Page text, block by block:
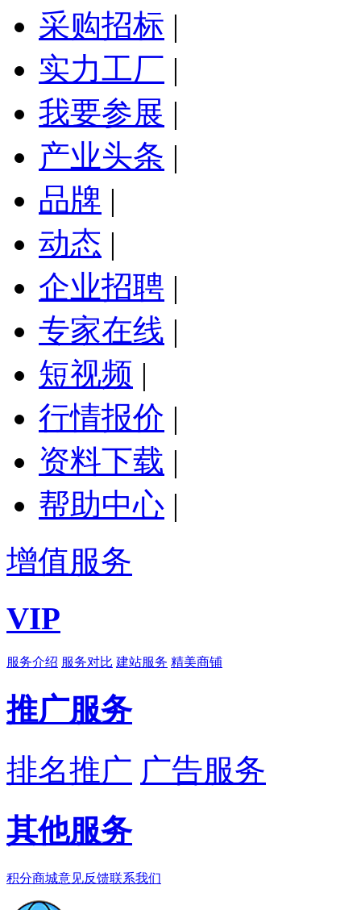
采购招标 |
实力工厂 |
我要参展 |
产业头条 |
品牌 |
动态 |
企业招聘 |
专家在线 |
短视频 |
行情报价 |
资料下载 |
帮助中心 |
增值服务
VIP
服务介绍 服务对比 建站服务 精美商铺
推广服务
排名推广 广告服务
其他服务
积分商城意见反馈联系我们